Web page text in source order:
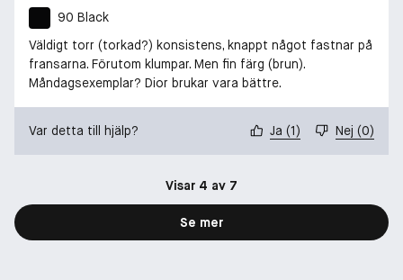
90 Black
Väldigt torr (torkad?) konsistens, knappt något fastnar på
fransarna. Förutom klumpar. Men fin färg (brun).
Måndagsexemplar? Dior brukar vara bättre.
Var detta till hjälp? Ja (1) Nej (0)
Visar 4 av 7
Se mer